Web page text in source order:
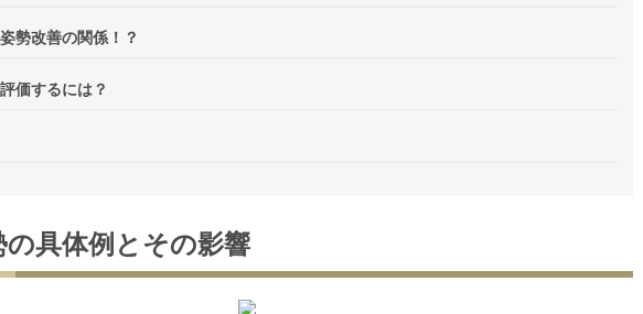
勢改善の関係！？
価するには？
の具体例とその影響